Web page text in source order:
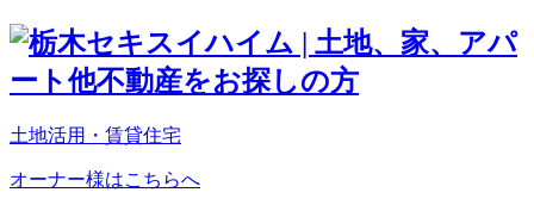
土地活用・賃貸住宅
オーナー様はこちらへ